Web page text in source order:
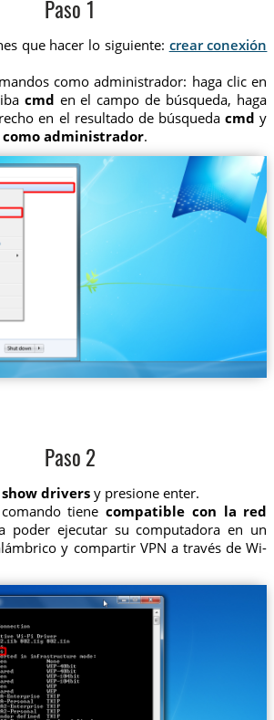
Paso 1
que hacer lo siguiente: crear conexión
como administrador: haga clic en
cmd en el campo de búsqueda, haga
en el resultado de búsquedacmd y
como administrador.
Paso 2
driversy presione enter.
tienecompatible con la red
poder ejecutar su computadora en un
y compartir VPN a través de Wi-